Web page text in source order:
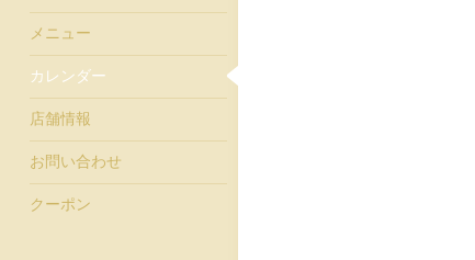
メニュー
カレンダー
店舗情報
お問い合わせ
クーポン